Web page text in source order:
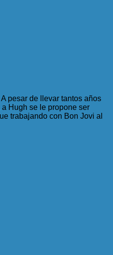
pesar de llevar tantos años
Hugh se le propone ser
trabajando con Bon Jovi al